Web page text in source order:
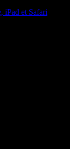
iPad et Safari